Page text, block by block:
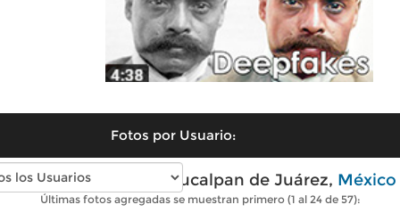
Fotos por Usuario:
Fotos antiguas de Naucalpan de Juárez, México
Últimas fotos agregadas se muestran primero (1 al 24 de 57):